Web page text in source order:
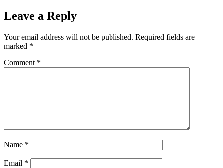
Leave a Reply
Your email address will not be published. Required fields are
marked *
Comment *
Name *
Email *